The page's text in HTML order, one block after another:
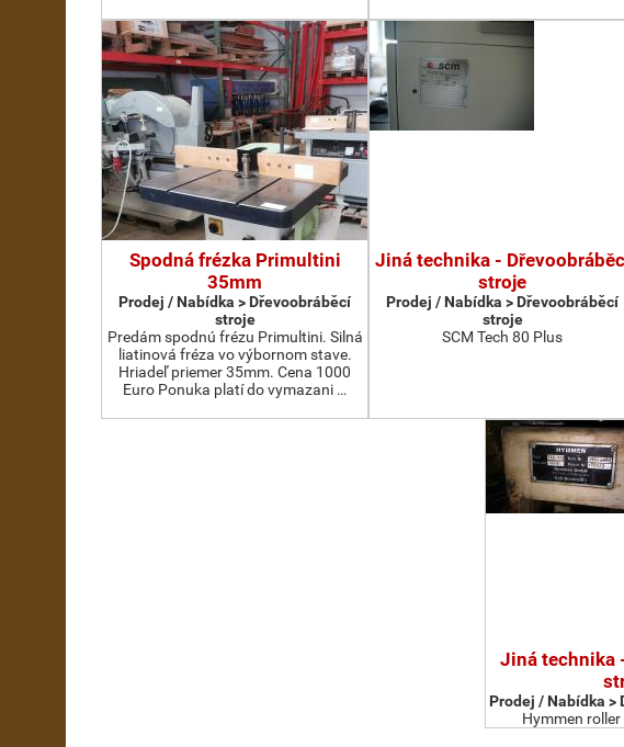
Spodná frézka Primultini
35mm
Prodej / Nabídka > Dřevoobráběcí
stroje
Predám spodnú frézu Primultini. Silná
liatinová fréza vo výbornom stave.
Hriadeľ priemer 35mm. Cena 1000
Euro Ponuka platí do vymazani …
Jiná technika -
stroje
Prodej / Nabídka > Dřevoobráběcí
stroje
SCM Tech 80 Plus
Jiná technika
Prodej / Nabídka >
Hymmen